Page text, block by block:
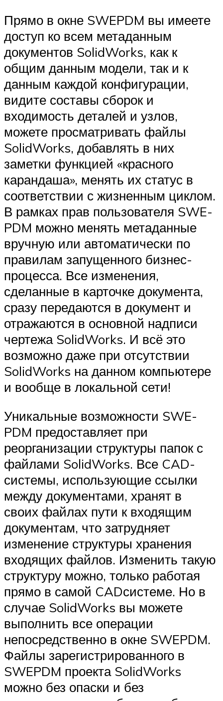
Прямо в окне SWE­PDM вы имеете
доступ ко всем метаданным
документов SolidWorks, как к
общим данным модели, так и к
данным каждой конфигурации,
видите составы сборок и
входимость деталей и узлов,
можете просматривать файлы
SolidWorks, добавлять в них
заметки функцией «красного
карандаша», менять их статус в
соответствии с жизненным циклом.
В рамках прав пользователя SWE­
PDM можно менять метаданные
вручную или автоматически по
правилам запущенного бизнес­
процесса. Все изменения,
сделанные в карточке документа,
сразу передаются в документ и
отражаются в основной надписи
чертежа SolidWorks. И всё это
возможно даже при отсутствии
SolidWorks на данном компьютере
и вообще в локальной сети!
Уникальные возможности SWE­
PDM предоставляет при
реорганизации структуры папок с
файлами SolidWorks. Все CAD­
системы, использующие ссылки
между документами, хранят в
своих файлах пути к входящим
документам, что затрудняет
изменение структуры хранения
входящих файлов. Изменить такую
структуру можно, только работая
прямо в самой CAD­системе. Но в
случае SolidWorks вы можете
выполнить все операции
непосредственно в окне SWE­PDM.
Файлы зарегистрированного в
SWE­PDM проекта SolidWorks
можно без опаски и без